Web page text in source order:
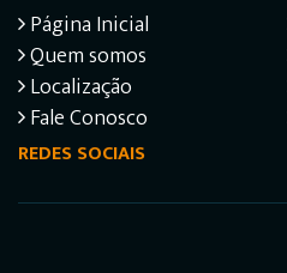
Página Inicial
Quem somos
Localização
Fale Conosco
REDES SOCIAIS